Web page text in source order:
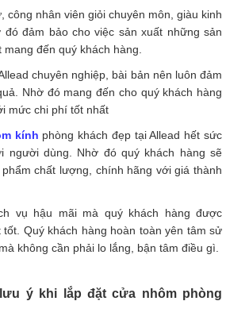
công nhân viên giỏi chuyên môn, giàu kinh
đó đảm bảo cho việc sản xuất những sản
đến quý khách hàng.
chuyên nghiệp, bài bản nên luôn đảm
Nhờ đó mang đến cho quý khách hàng
mức chi phí tốt nhất
kính phòng khách đẹp tại Allead hết sức
người dùng. Nhờ đó quý khách hàng sẽ
chất lượng, chính hãng với giá thành
vụ hậu mãi mà quý khách hàng được
Quý khách hàng hoàn toàn yên tâm sử
không cần phải lo lắng, bận tâm điều gì.
ý khi lắp đặt cửa nhôm phòng